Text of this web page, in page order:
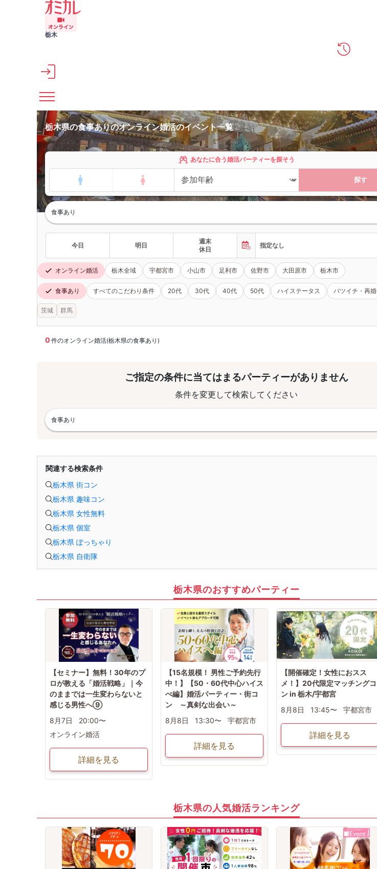
メインコンテンツへスキップ
栃木
栃木県の食事ありのオンライン婚活のイベント一覧
あなたに合う婚活パーティーを探そう
探す
食事あり
今日 明日
週末
休日
指定なし
オンライン婚活 栃木全域 宇都宮市 小山市 足利市 佐野市 大田原市 栃木市
食事あり すべてのこだわり条件 20代 30代 40代 50代 ハイステータス バツイチ・再婚
茨城 群馬
0 件のオンライン婚活(栃木県の食事あり)
ご指定の条件に当てはまるパーティーがありません
条件を変更して検索してください
食事あり
関連する検索条件
栃木県 街コン
栃木県 趣味コン
栃木県 女性無料
栃木県 個室
栃木県 ぽっちゃり
栃木県 自衛隊
栃木県のおすすめパーティー
【セミナー】無料！30年のプ
ロが教える「婚活戦略」｜今
のままでは一生変わらないと
感じる男性へ⑨
8月7日
20:00〜
オンライン婚活
詳細を見る
【15名規模！ 男性ご予約先行
中！】【50・60代中心ハイス
ぺ編】婚活パーティー・街コ
ン ～真剣な出会い～
8月8日
13:30〜 宇都宮市
詳細を見る
【開催確定！女性におスス
メ！】20代限定マッチングコ
ン in 栃木/宇都宮
8月8日
13:45〜 宇都宮市
詳細を見る
栃木県の人気婚活ランキング